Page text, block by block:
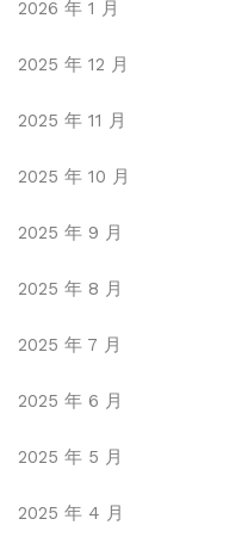
2026 年 1 月
2025 年 12 月
2025 年 11 月
2025 年 10 月
2025 年 9 月
2025 年 8 月
2025 年 7 月
2025 年 6 月
2025 年 5 月
2025 年 4 月